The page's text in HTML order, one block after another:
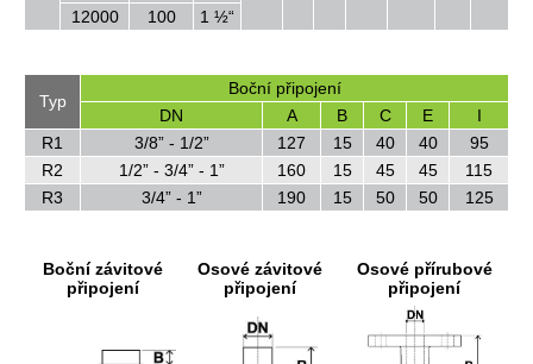
12000
100 1 ½“
Typ
Boční připojení
DN
A B C E
I
R1
3/8” - 1/2” 127 15 40 40
95
R2
1/2” - 3/4” - 1” 160 15 45 45
115
R3
3/4” - 1” 190 15 50 50 125
Boční závitové
připojení
Osové závitové
připojení
Osové přírubové
připojení